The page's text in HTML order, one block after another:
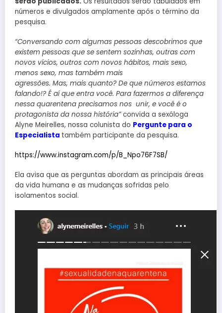
números e divulgados amplamente após o término da
pesquisa.
“Conversando com algumas pessoas descobrimos que
existem pessoas que se sentem sozinhas, outras com
novos vícios, outros com novos hábitos, mais sexo,
menos sexo, mas também mais
agressões. Mas, mais quanto? De que números estamos
falando!? É aí que entra você. Para fazermos a diferença
nessa quarentena precisamos nos unir, e você é o
protagonista da nossa história”convida a sexóloga
Alyne Meirelles, nossa colunista do Pergunte para o
Especialista também participante da pesquisa.
https://www.instagram.com/p/B_Npo76F7SB/
Ela avisa que as perguntas abordam as principais áreas
da vida humana e as mudanças sofridas pelo
isolamentos social.